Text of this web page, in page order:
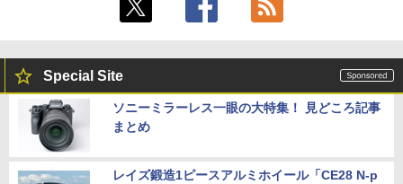
Special Site
ソニーミラーレス一眼の大特集！ 見どころ記事
まとめ
レイズ鍛造1ピースアルミホイール「CE28 N-p